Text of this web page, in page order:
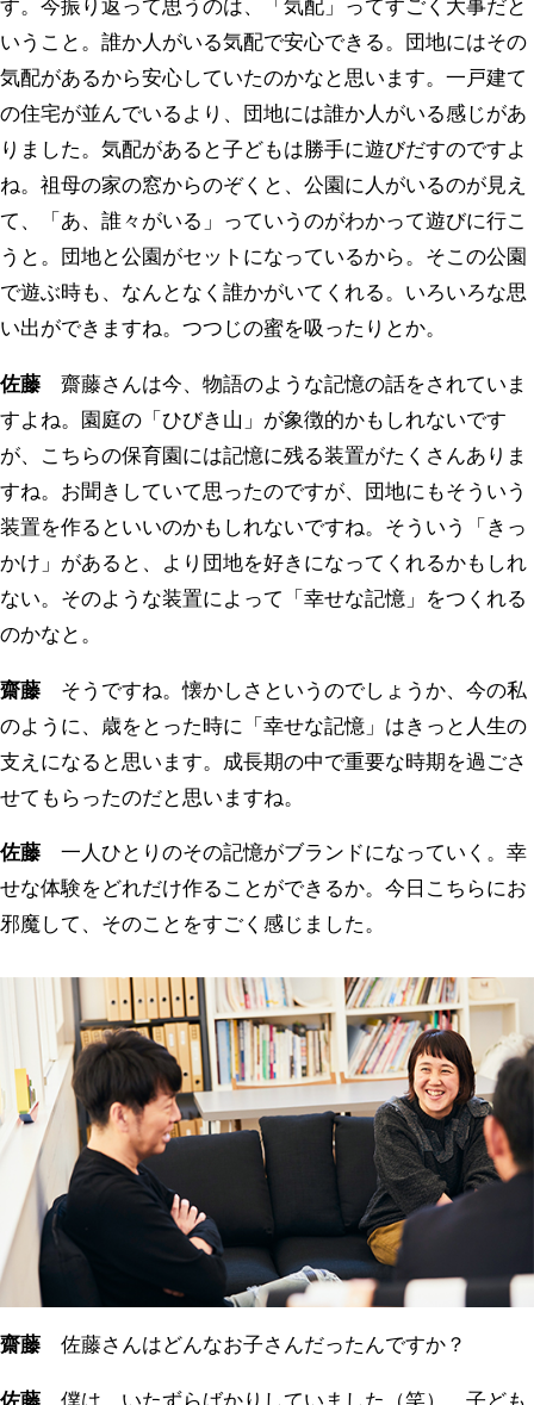
す。今振り返って思うのは、「気配」ってすごく大事だと
いうこと。誰か人がいる気配で安心できる。団地にはその
気配があるから安心していたのかなと思います。一戸建て
の住宅が並んでいるより、団地には誰か人がいる感じがあ
りました。気配があると子どもは勝手に遊びだすのですよ
ね。祖母の家の窓からのぞくと、公園に人がいるのが見え
て、「あ、誰々がいる」っていうのがわかって遊びに行こ
うと。団地と公園がセットになっているから。そこの公園
で遊ぶ時も、なんとなく誰かがいてくれる。いろいろな思
い出ができますね。つつじの蜜を吸ったりとか。
佐藤 齋藤さんは今、物語のような記憶の話をされていま
すよね。園庭の「ひびき山」が象徴的かもしれないです
が、こちらの保育園には記憶に残る装置がたくさんありま
すね。お聞きしていて思ったのですが、団地にもそういう
装置を作るといいのかもしれないですね。そういう「きっ
かけ」があると、より団地を好きになってくれるかもしれ
ない。そのような装置によって「幸せな記憶」をつくれる
のかなと。
齋藤 そうですね。懐かしさというのでしょうか、今の私
のように、歳をとった時に「幸せな記憶」はきっと人生の
支えになると思います。成長期の中で重要な時期を過ごさ
せてもらったのだと思いますね。
佐藤 一人ひとりのその記憶がブランドになっていく。幸
せな体験をどれだけ作ることができるか。今日こちらにお
邪魔して、そのことをすごく感じました。
齋藤 佐藤さんはどんなお子さんだったんですか？
佐藤 僕は、いたずらばかりしていました（笑）。子ども